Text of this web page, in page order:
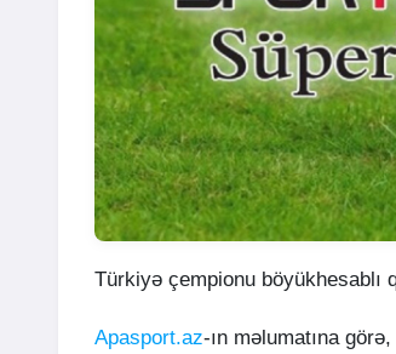
Türkiyə çempionu böyükhesablı
Apasport.az-ın məlumatına